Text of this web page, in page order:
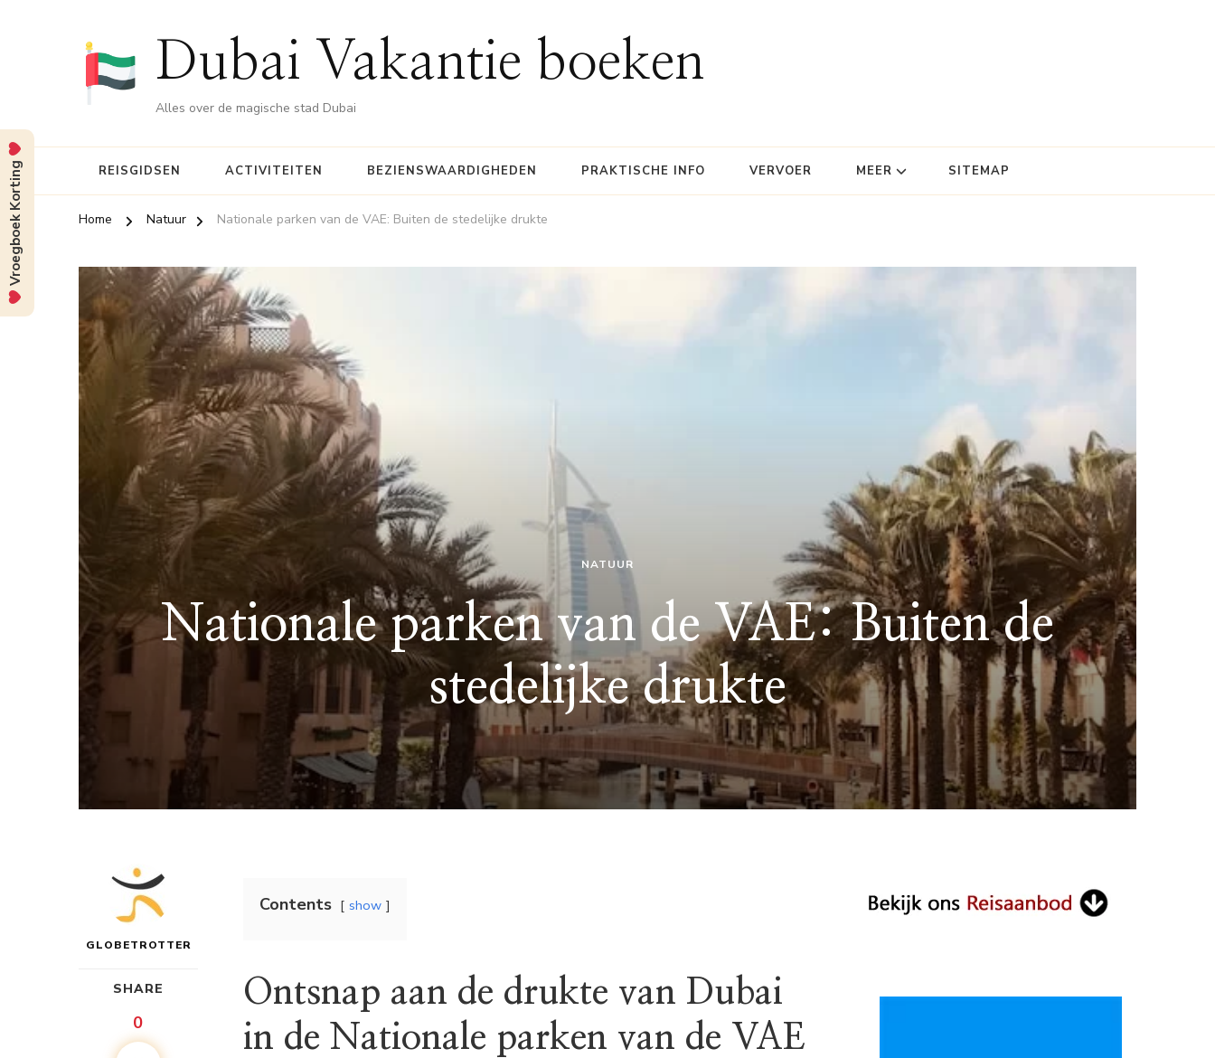
Dubai Vakantie boeken
Alles over de magische stad Dubai
REISGIDSEN ACTIVITEITEN BEZIENSWAARDIGHEDEN PRAKTISCHE INFO VERVOER MEER SITEMAP
Home Natuur Nationale parken van de VAE: Buiten de stedelijke drukte
NATUUR
Nationale parken van de VAE: Buiten de
stedelijke drukte
GLOBETROTTER
SHARE
0
Contents show
Ontsnap aan de drukte van Dubai
in de Nationale parken van de VAE
Vroegboek Korting